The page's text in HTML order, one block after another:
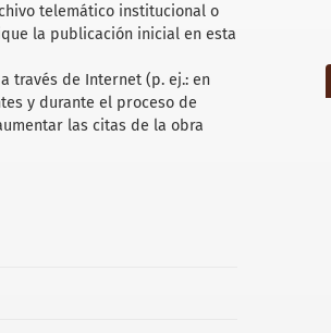
telemático institucional o
la publicación inicial en esta
través de Internet (p. ej.: en
y durante el proceso de
las citas de la obra